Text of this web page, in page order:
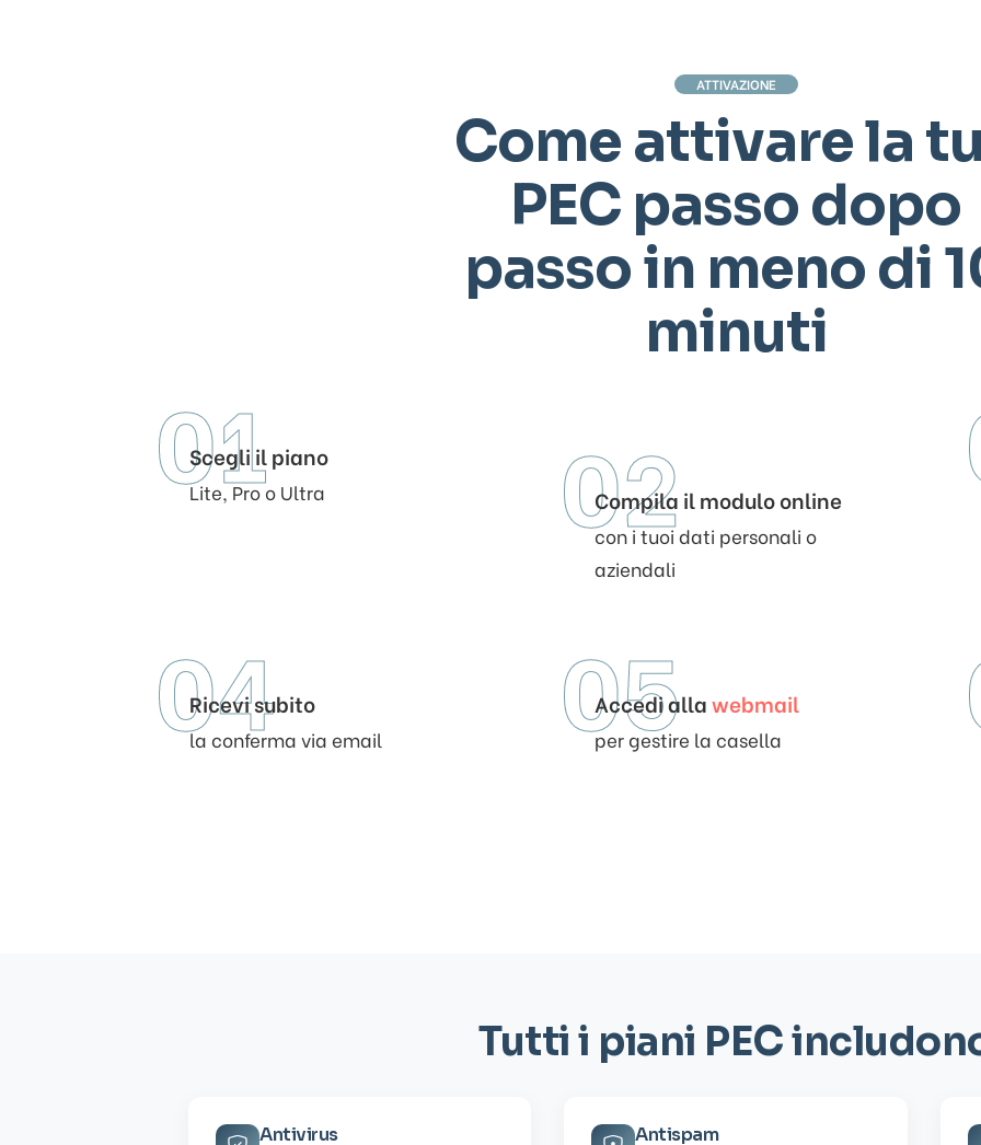
ATTIVAZIONE
Come attivare la
PEC passo dopo
passo in meno di
minuti
01
Scegli il piano
Lite, Pro o Ultra 02
Compila il modulo online
con i tuoi dati personali o
aziendali
04
Ricevi subito
la conferma via email 05
Accedi allawebmail
per gestire la casella
Tutti i piani PEC
Antivirus Antispam